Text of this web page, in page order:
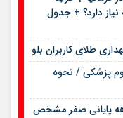
نیاز دارد؟ + جدول
طلای کاربران بلو
پزشکی / نحوه
پایانی صفر مشخص